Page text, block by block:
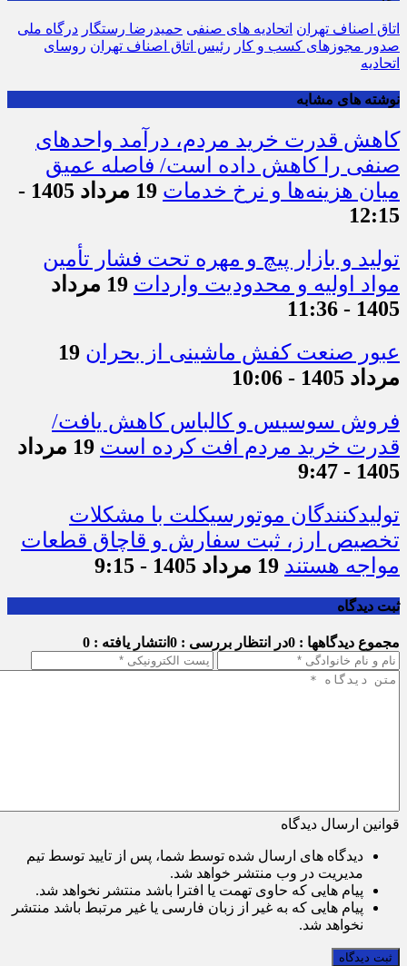
اتاق اصناف تهران اتحادیه های صنفی حمیدرضا رستگار درگاه ملی
صدور مجوزهای کسب و کار رئیس اتاق اصناف تهران روسای
اتحادیه
نوشته های مشابه
کاهش قدرت خرید مردم، درآمد واحدهای
صنفی را کاهش داده است/ فاصله عمیق
میان هزینه‌ها و نرخ خدمات
19 مرداد 1405 -
12:15
تولید و بازار پیچ و مهره تحت فشار تأمین
مواد اولیه و محدودیت واردات
19 مرداد
1405 - 11:36
عبور صنعت کفش ماشینی از بحران 19
مرداد 1405 - 10:06
فروش سوسیس و کالباس کاهش یافت/
قدرت خرید مردم افت کرده است
19 مرداد
1405 - 9:47
تولیدکنندگان موتورسیکلت با مشکلات
تخصیص ارز، ثبت سفارش و قاچاق قطعات
مواجه هستند 19 مرداد 1405 - 9:15
ثبت دیدگاه
مجموع دیدگاهها : 0 در انتظار بررسی : 0 انتشار یافته : 0
قوانین ارسال دیدگاه
دیدگاه های ارسال شده توسط شما، پس از تایید توسط تیم
مدیریت در وب منتشر خواهد شد.
پیام هایی که حاوی تهمت یا افترا باشد منتشر نخواهد شد.
پیام هایی که به غیر از زبان فارسی یا غیر مرتبط باشد منتشر
نخواهد شد.
ثبت دیدگاه